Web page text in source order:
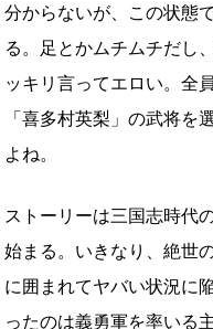
分からないが、この状態
る。足とかムチムチだし
ッキリ言ってエロい。全
「喜多村英梨」の武将を
よね。
ストーリーは三国志時代
始まる。いきなり、絶世
に囲まれてヤバい状況に
ったのは義勇軍を率いる